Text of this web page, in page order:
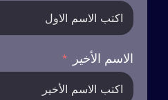
الاسم الأخير